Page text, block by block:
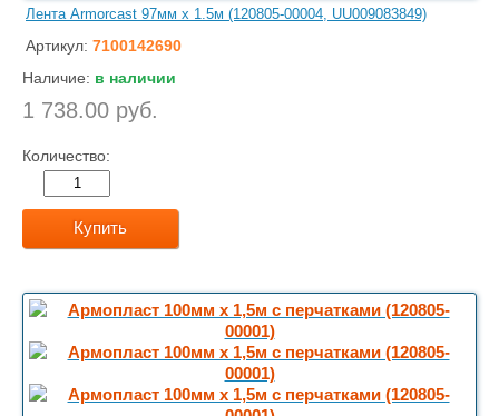
Лента Armorcast 97мм х 1.5м (120805-00004, UU009083849)
Артикул: 7100142690
Наличие: в наличии
1 738.00 руб.
Количество:
Купить